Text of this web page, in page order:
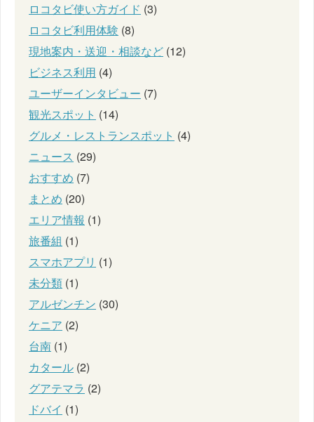
ロコタビ使い方ガイド (3)
ロコタビ利用体験 (8)
現地案内・送迎・相談など (12)
ビジネス利用 (4)
ユーザーインタビュー (7)
観光スポット (14)
グルメ・レストランスポット (4)
ニュース (29)
おすすめ (7)
まとめ (20)
エリア情報 (1)
旅番組 (1)
スマホアプリ (1)
未分類 (1)
アルゼンチン (30)
ケニア (2)
台南 (1)
カタール (2)
グアテマラ (2)
ドバイ (1)